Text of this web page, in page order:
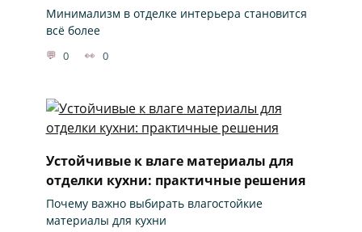
Минимализм в отделке интерьера становится
всё более
0 0
Устойчивые к влаге материалы для
отделки кухни: практичные решения
Почему важно выбирать влагостойкие
материалы для кухни